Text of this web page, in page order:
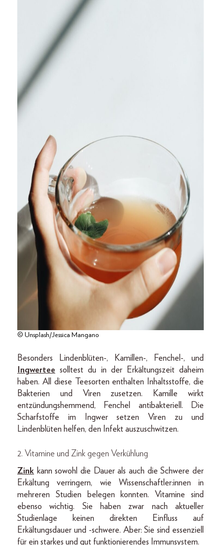
© Unsplash/Jessica Mangano
Besonders Lindenblüten-, Kamillen-, Fenchel-, und
Ingwertee solltest du in der Erkältungszeit daheim
haben. All diese Teesorten enthalten Inhaltsstoffe, die
Bakterien und Viren zusetzen. Kamille wirkt
entzündungshemmend, Fenchel antibakteriell. Die
Scharfstoffe im Ingwer setzen Viren zu und
Lindenblüten helfen, den Infekt auszuschwitzen.
2. Vitamine und Zink gegen Verkühlung
Zink kann sowohl die Dauer als auch die Schwere der
Erkältung verringern, wie Wissenschaftler:innen in
mehreren Studien belegen konnten. Vitamine sind
ebenso wichtig. Sie haben zwar nach aktueller
Studienlage keinen direkten Einfluss auf
Erkältungsdauer und -schwere. Aber: Sie sind essenziell
für ein starkes und gut funktionierendes Immunsystem.